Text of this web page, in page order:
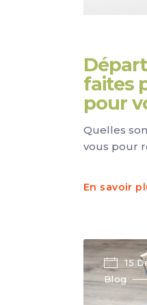
faites
pour
Quelles
vous pour
En savoir
15
Blog